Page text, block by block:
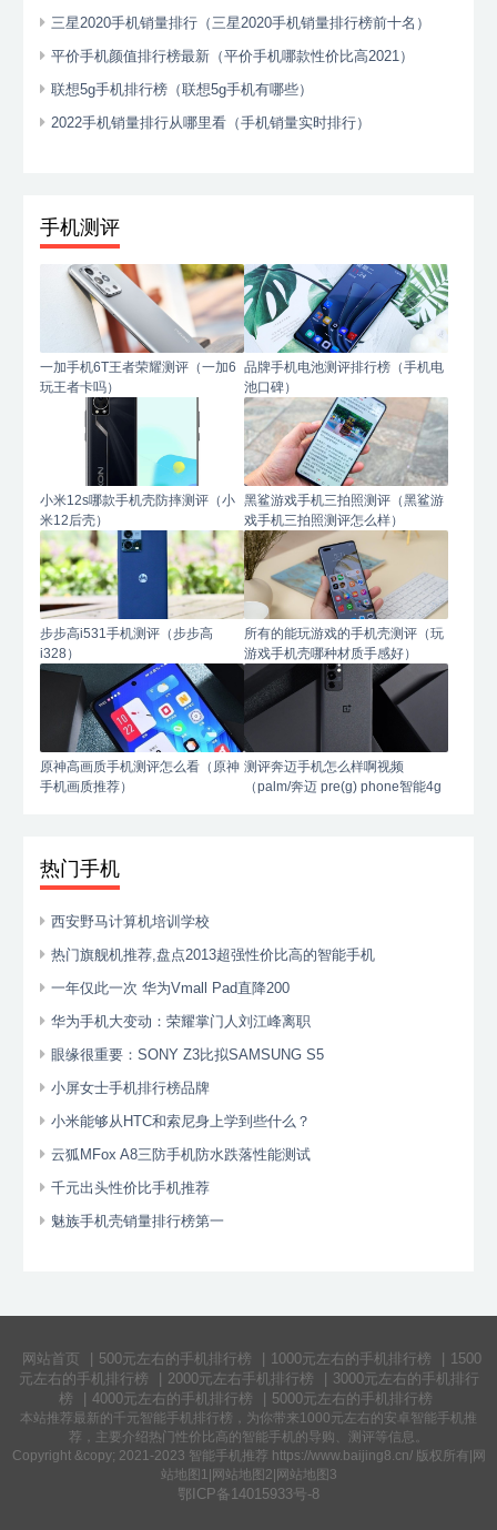
三星2020手机销量排行（三星2020手机销量排行榜前十名）
平价手机颜值排行榜最新（平价手机哪款性价比高2021）
联想5g手机排行榜（联想5g手机有哪些）
2022手机销量排行从哪里看（手机销量实时排行）
手机测评
一加手机6T王者荣耀测评（一加6
玩王者卡吗）
品牌手机电池测评排行榜（手机电
池口碑）
小米12s哪款手机壳防摔测评（小
米12后壳）
黑鲨游戏手机三拍照测评（黑鲨游
戏手机三拍照测评怎么样）
步步高i531手机测评（步步高
i328）
所有的能玩游戏的手机壳测评（玩
游戏手机壳哪种材质手感好）
原神高画质手机测评怎么看（原神
手机画质推荐）
测评奔迈手机怎么样啊视频
（palm/奔迈 pre(g) phone智能4g
热门手机
西安野马计算机培训学校
热门旗舰机推荐,盘点2013超强性价比高的智能手机
一年仅此一次 华为Vmall Pad直降200
华为手机大变动：荣耀掌门人刘江峰离职
眼缘很重要：SONY Z3比拟SAMSUNG S5
小屏女士手机排行榜品牌
小米能够从HTC和索尼身上学到些什么？
云狐MFox A8三防手机防水跌落性能测试
千元出头性价比手机推荐
魅族手机壳销量排行榜第一
网站首页 500元左右的手机排行榜 1000元左右的手机排行榜
1500
元左右的手机排行榜
2000元左右手机排行榜
3000元左右的手机排行
榜
4000元左右的手机排行榜 5000元左右的手机排行榜
本站推荐最新的千元智能手机排行榜 ，为你带来1000元左右的安卓智能手机推
荐，主要介绍热门 性价比高的智能手机的导购、测评等信息。
Copyright &copy; 2021-2023 智能手机推荐 https://www.baijing8.cn/ 版权所有| 网
站地图1 网站地图2 网站地图3
鄂ICP备14015933号-8